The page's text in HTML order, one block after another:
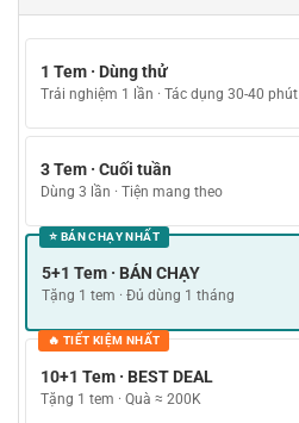
1 Tem · Dùng thử
Trải nghiệm 1 lần · Tác dụng 30-40 phút
3 Tem · Cuối tuần
Dùng 3 lần · Tiện mang theo
⭐ BÁN CHẠY NHẤT
5+1 Tem · BÁN CHẠY
Tặng 1 tem · Đủ dùng 1 tháng
🔥 TIẾT KIỆM NHẤT
10+1 Tem · BEST DEAL
Tặng 1 tem · Quà ≈ 200K